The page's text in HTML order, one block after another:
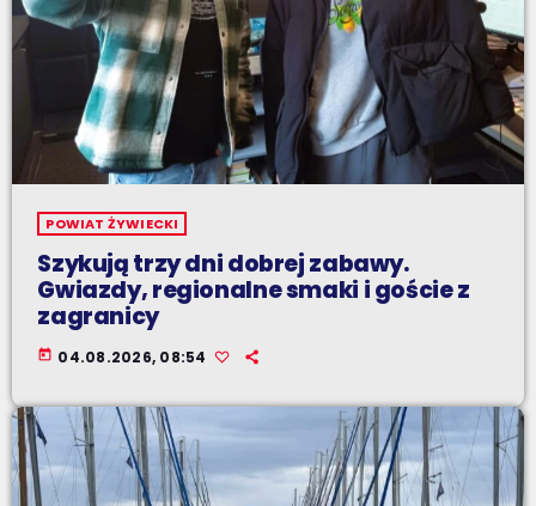
POWIAT ŻYWIECKI
Szykują trzy dni dobrej zabawy.
Gwiazdy, regionalne smaki i goście z
zagranicy
today 04.08.2026, 08:54